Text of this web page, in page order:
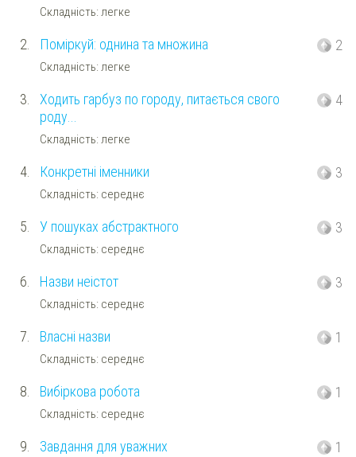
Складність: легке
2. Поміркуй: однина та множина
Складність: легке
2
3.
Ходить гарбуз по городу, питається свого
роду...
Складність: легке
4
4. Конкретні іменники
Складність: середнє
3
5. У пошуках абстрактного
Складність: середнє
3
6. Назви неістот
Складність: середнє
3
7. Власні назви
Складність: середнє
1
8. Вибіркова робота
Складність: середнє
1
9. Завдання для уважних 1